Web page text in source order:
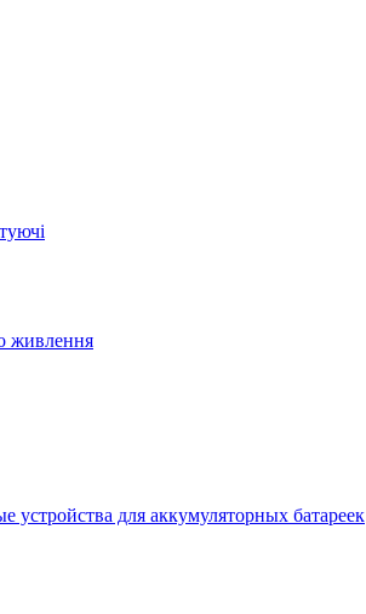
живлення
устройства для аккумуляторных батареек